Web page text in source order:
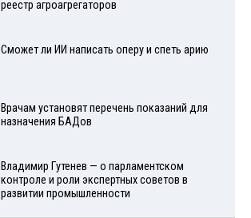
реестр агроагрегаторов
Сможет ли ИИ написать оперу и спеть арию
Врачам установят перечень показаний для
назначения БАДов
Владимир Гутенев — о парламентском
контроле и роли экспертных советов в
развитии промышленности